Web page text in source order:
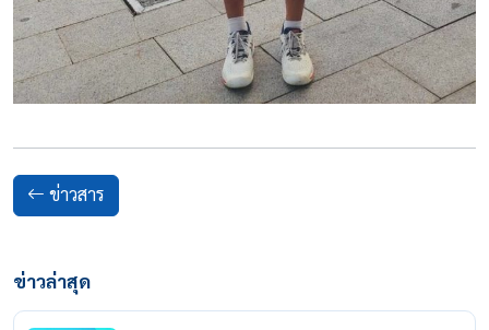
ข่าวสาร
ข่าวล่าสุด